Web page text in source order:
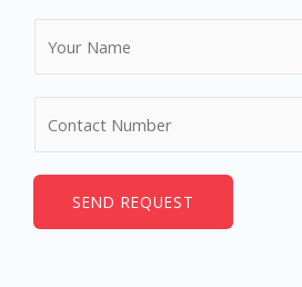
*
e
SEND REQUEST